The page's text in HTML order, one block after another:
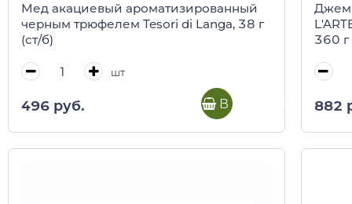
Мед акациевый ароматизированный
черным трюфелем Tesori di Langa, 38 г
(ст/б)
шт
496 руб. В корзину
Джем
360 г
882